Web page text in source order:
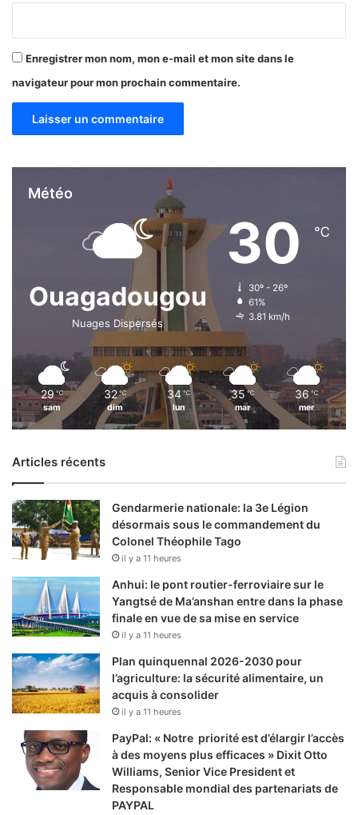
Enregistrer mon nom, mon e-mail et mon site dans le
navigateur pour mon prochain commentaire.
Météo
Ouagadougou
Nuages Dispersés
30 ℃
30º - 26º
61%
3.81 km/h
29 ℃
sam
32 ℃
dim
34 ℃
lun
35 ℃
mar
36 ℃
mer
Articles récents
Gendarmerie nationale: la 3e Légion
désormais sous le commandement du
Colonel Théophile Tago
il y a 11 heures
Anhui: le pont routier-ferroviaire sur le
Yangtsé de Ma’anshan entre dans la phase
finale en vue de sa mise en service
il y a 11 heures
Plan quinquennal 2026-2030 pour
l’agriculture: la sécurité alimentaire, un
acquis à consolider
il y a 11 heures
PayPal: « Notre priorité est d’élargir l’accès
à des moyens plus efficaces » Dixit Otto
Williams, Senior Vice President et
Responsable mondial des partenariats de
PAYPAL